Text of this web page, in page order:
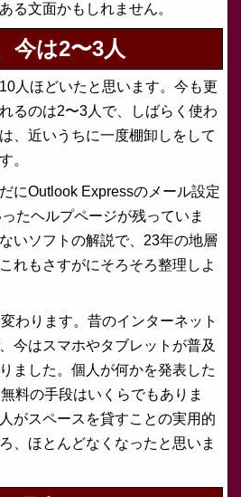
る文面かもしれません。
今は2〜3人
人ほどいたと思います。今も更
るのは2〜3人で、しばらく使わ
、近いうちに一度棚卸しをして
。
にOutlook Expressのメール設定
たヘルプページが残っていま
いソフトの解説で、23年の地層
れもさすがにそろそろ整理しよ
わります。昔のインターネット
今はスマホやタブレットが普及
ました。個人が何かを発表した
料の手段はいくらでもありま
がスペースを貸すことの実用的
、ほとんどなくなったと思いま